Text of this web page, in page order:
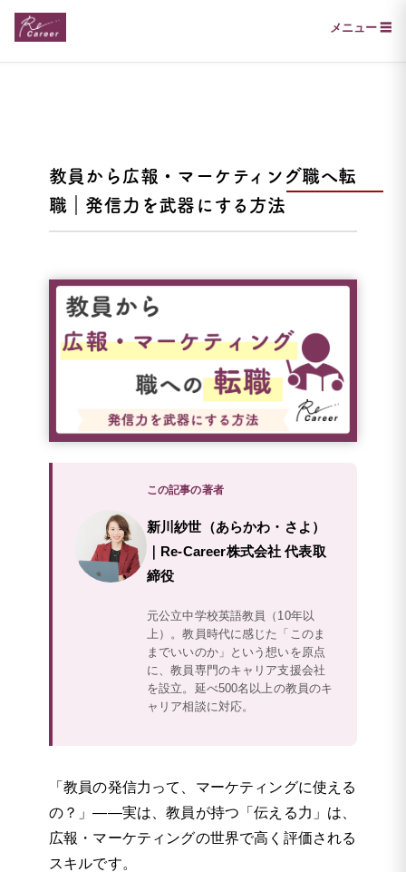
メニュー ☰
教員から広報・マーケティング職へ転
職｜発信力を武器にする方法
この記事の著者
新川紗世（あらかわ・さよ）
｜Re-Career株式会社 代表取
締役
元公立中学校英語教員（10年以
上）。教員時代に感じた「このま
までいいのか」という想いを原点
に、教員専門のキャリア支援会社
を設立。延べ500名以上の教員のキ
ャリア相談に対応。
「教員の発信力って、マーケティングに使える
の？」——実は、教員が持つ「伝える力」は、
広報・マーケティングの世界で高く評価される
スキルです。